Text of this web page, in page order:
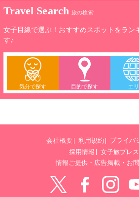
Travel Search 旅の検索
女子目線で選ぶ！おすすめスポットをラン
す♪
気分で探す 目的で探す エ
会社概要 利用規約
プライバ
採用情報
女子旅プレ
情報ご提供・広告掲載・お